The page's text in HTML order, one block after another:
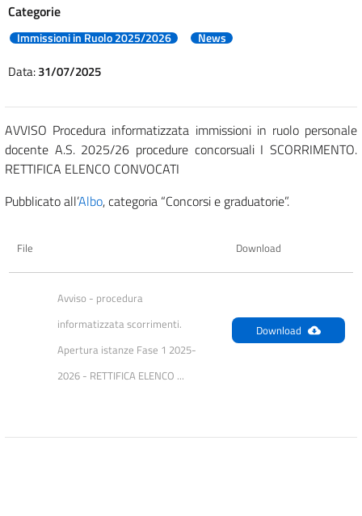
Categorie
Immissioni in Ruolo 2025/2026 News
Data:31/07/2025
AVVISO Procedura informatizzata immissioni in ruolo personale
docente A.S. 2025/26 procedure concorsuali I SCORRIMENTO.
RETTIFICA ELENCO CONVOCATI
Pubblicato all’Albo, categoria “Concorsi e graduatorie”.
File Download
Avviso - procedura
informatizzata scorrimenti.
Apertura istanze Fase 1 2025-
2026 - RETTIFICA ELENCO ...
Download